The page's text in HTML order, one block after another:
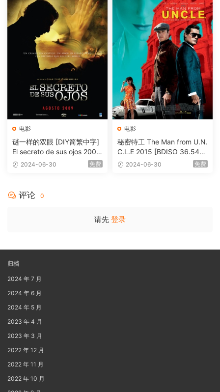
电影
谜一样的双眼 [DIY简繁中字]
El secreto de sus ojos 2009
1080p Blu-ray AVC DTS-HD
2024-06-30 免费
电影
秘密特工 The Man from U.N.
C.L.E 2015 [BDISO 36.54G
B] 2024-06-30 免费
评论 0
请先 登录
归档
2024 年 7 月
2024 年 6 月
2024 年 5 月
2023 年 4 月
2023 年 3 月
2022 年 12 月
2022 年 11 月
2022 年 10 月